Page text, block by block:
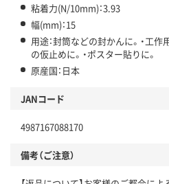
粘着力(N/10mm)：3.93
幅(mm)：15
用途：封筒などの封かんに。・工作
の仮止めに。・ポスター貼りに。
原産国：日本
JANコード
4987167088170
備考（ご注意）